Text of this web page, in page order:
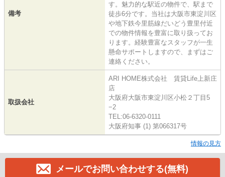
備考
す。魅力的な駅近の物件で、駅まで
徒歩6分です。当社は大阪市東淀川区
や地下鉄今里筋線だいどう豊里付近
での物件情報を豊富に取り扱ってお
ります。経験豊富なスタッフが一生
懸命サポートしますので、まずはご
連絡ください。
取扱会社
ARI HOME株式会社 賃貸Life上新庄
店
大阪府大阪市東淀川区小松２丁目5
−2
TEL:06-6320-0111
大阪府知事 (1) 第066317号
情報の見方
メールでお問い合わせする(無料)